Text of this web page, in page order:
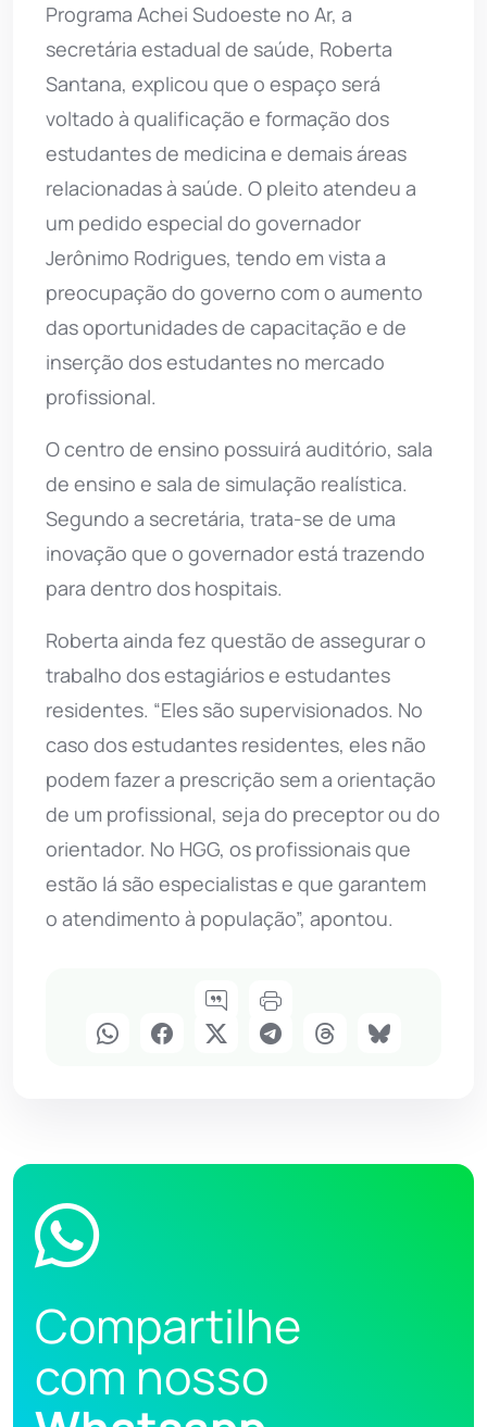
Programa Achei Sudoeste no Ar, a
secretária estadual de saúde, Roberta
Santana, explicou que o espaço será
voltado à qualificação e formação dos
estudantes de medicina e demais áreas
relacionadas à saúde. O pleito atendeu a
um pedido especial do governador
Jerônimo Rodrigues, tendo em vista a
preocupação do governo com o aumento
das oportunidades de capacitação e de
inserção dos estudantes no mercado
profissional.
O centro de ensino possuirá auditório, sala
de ensino e sala de simulação realística.
Segundo a secretária, trata-se de uma
inovação que o governador está trazendo
para dentro dos hospitais.
Roberta ainda fez questão de assegurar o
trabalho dos estagiários e estudantes
residentes. “Eles são supervisionados. No
caso dos estudantes residentes, eles não
podem fazer a prescrição sem a orientação
de um profissional, seja do preceptor ou do
orientador. No HGG, os profissionais que
estão lá são especialistas e que garantem
o atendimento à população”, apontou.
Compartilhe
com nosso